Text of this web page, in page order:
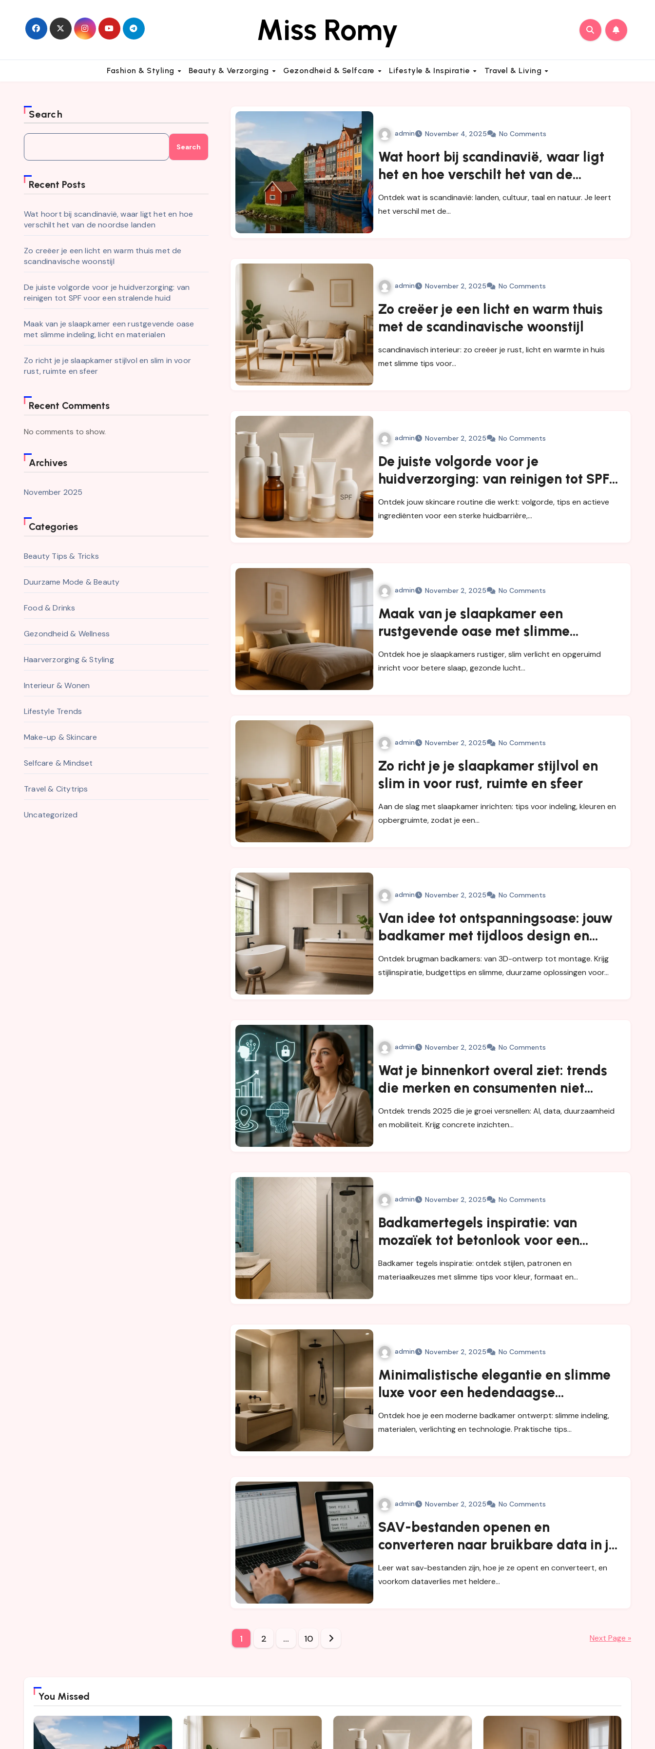
content
Miss Romy
Fashion & Styling Beauty & Verzorging Gezondheid & Selfcare Lifestyle & Inspiratie Travel & Living
Search
Search
Recent Posts
Wat hoort bij scandinavië, waar ligt het en hoe
verschilt het van de noordse landen
Zo creëer je een licht en warm thuis met de
scandinavische woonstijl
De juiste volgorde voor je huidverzorging: van
reinigen tot SPF voor een stralende huid
Maak van je slaapkamer een rustgevende oase
met slimme indeling, licht en materialen
Zo richt je je slaapkamer stijlvol en slim in voor
rust, ruimte en sfeer
Recent Comments
No comments to show.
Archives
November 2025
Categories
Beauty Tips & Tricks
Duurzame Mode & Beauty
Food & Drinks
Gezondheid & Wellness
Haarverzorging & Styling
Interieur & Wonen
Lifestyle Trends
Make-up & Skincare
Selfcare & Mindset
Travel & Citytrips
Uncategorized
admin November 4, 2025 No Comments
Wat hoort bij scandinavië, waar ligt
het en hoe verschilt het van de
noordse landen
Ontdek wat is scandinavië: landen, cultuur, taal en natuur. Je leert
het verschil met de…
admin November 2, 2025 No Comments
Zo creëer je een licht en warm thuis
met de scandinavische woonstijl
scandinavisch interieur: zo creëer je rust, licht en warmte in huis
met slimme tips voor…
admin November 2, 2025 No Comments
De juiste volgorde voor je
huidverzorging: van reinigen tot SPF
voor een stralende huid
Ontdek jouw skincare routine die werkt: volgorde, tips en actieve
ingrediënten voor een sterke huidbarrière,…
admin November 2, 2025 No Comments
Maak van je slaapkamer een
rustgevende oase met slimme
indeling, licht en materialen
Ontdek hoe je slaapkamers rustiger, slim verlicht en opgeruimd
inricht voor betere slaap, gezonde lucht…
admin November 2, 2025 No Comments
Zo richt je je slaapkamer stijlvol en
slim in voor rust, ruimte en sfeer
Aan de slag met slaapkamer inrichten: tips voor indeling, kleuren en
opbergruimte, zodat je een…
admin November 2, 2025 No Comments
Van idee tot ontspanningsoase: jouw
badkamer met tijdloos design en
vakmanschap van Brugman
Ontdek brugman badkamers: van 3D-ontwerp tot montage. Krijg
stijlinspiratie, budgettips en slimme, duurzame oplossingen voor…
admin November 2, 2025 No Comments
Wat je binnenkort overal ziet: trends
die merken en consumenten niet
mogen missen
Ontdek trends 2025 die je groei versnellen: AI, data, duurzaamheid
en mobiliteit. Krijg concrete inzichten…
admin November 2, 2025 No Comments
Badkamertegels inspiratie: van
mozaïek tot betonlook voor een
unieke, tijdloze uitstraling
Badkamer tegels inspiratie: ontdek stijlen, patronen en
materiaalkeuzes met slimme tips voor kleur, formaat en…
admin November 2, 2025 No Comments
Minimalistische elegantie en slimme
luxe voor een hedendaagse
badkamer die rust uitstraalt
Ontdek hoe je een moderne badkamer ontwerpt: slimme indeling,
materialen, verlichting en technologie. Praktische tips…
admin November 2, 2025 No Comments
SAV-bestanden openen en
converteren naar bruikbare data in je
workflow
Leer wat sav-bestanden zijn, hoe je ze opent en converteert, en
voorkom dataverlies met heldere…
Posts
1 2 … 10 Next Page »
You Missed